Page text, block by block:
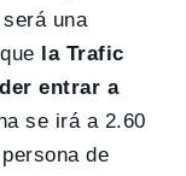
una
la Trafic
entrar a
se irá a 2.60
de